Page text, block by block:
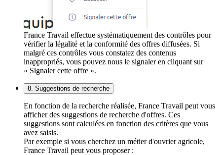
France Travail effectue systématiquement des contrôles pour
vérifier la légalité et la conformité des offres diffusées. Si
malgré ces contrôles vous constatez des contenus
inappropriés, vous pouvez nous le signaler en cliquant sur
« Signaler cette offre ».
8. Suggestions de recherche
En fonction de la recherche réalisée, France Travail peut vous
afficher des suggestions de recherche d'offres. Ces
suggestions sont calculées en fonction des critères que vous
avez saisis.
Par exemple si vous cherchez un métier d'ouvrier agricole,
France Travail peut vous proposer :